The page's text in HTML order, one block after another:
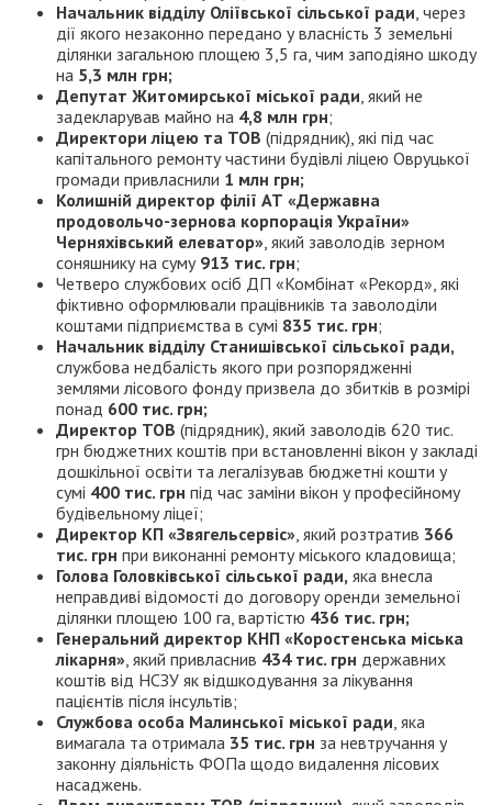
Начальник відділу Оліївської сільської ради , через
дії якого незаконно передано у власність 3 земельні
ділянки загальною площею 3,5 га, чим заподіяно шкоду
на 5,3 млн грн;
Депутат Житомирської міської ради , який не
задекларував майно на 4,8 млн грн;
Директори ліцею та ТОВ (підрядник), які під час
капітального ремонту частини будівлі ліцею Овруцької
громади привласнили 1 млн грн;
Колишній директор філії АТ «Державна
продовольчо-зернова корпорація України»
Черняхівський елеватор» , який заволодів зерном
соняшнику на суму 913 тис. грн;
Четверо службових осіб ДП «Комбінат «Рекорд», які
фіктивно оформлювали працівників та заволоділи
коштами підприємства в сумі 835 тис. грн;
Начальник відділу Станишівської сільської ради,
службова недбалість якого при розпорядженні
землями лісового фонду призвела до збитків в розмірі
понад 600 тис. грн;
Директор ТОВ (підрядник), який заволодів 620 тис.
грн бюджетних коштів при встановленні вікон у закладі
дошкільної освіти та легалізував бюджетні кошти у
сумі 400 тис. грнпід час заміни вікон у професійному
будівельному ліцеї;
Директор КП «Звягельсервіс» , який розтратив 366
тис. грн при виконанні ремонту міського кладовища;
Голова Головківської сільської ради, яка внесла
неправдиві відомості до договору оренди земельної
ділянки площею 100 га, вартістю 436 тис. грн;
Генеральний директор КНП «Коростенська міська
лікарня» , який привласнив 434 тис. грн державних
коштів від НСЗУ як відшкодування за лікування
пацієнтів після інсультів;
Службова особа Малинської міської ради , яка
вимагала та отримала 35 тис. грн за невтручання у
законну діяльність ФОПа щодо видалення лісових
насаджень.